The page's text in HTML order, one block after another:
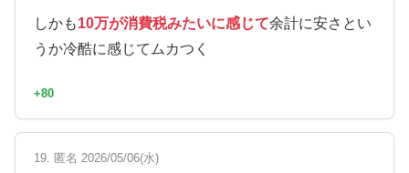
しかも10万が消費税みたいに感じて余計に安さとい
うか冷酷に感じてムカつく
+80
19. 匿名 2026/05/06(水)